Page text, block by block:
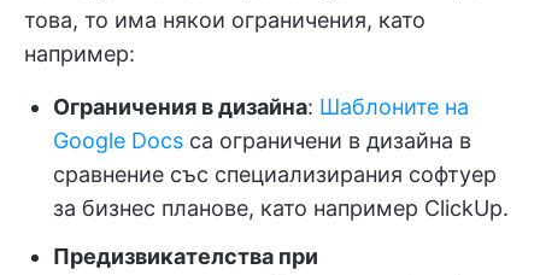
това, то има някои ограничения, като
например:
Ограничения в дизайна: Шаблоните на
Google Docs са ограничени в дизайна в
сравнение със специализирания софтуер
за бизнес планове, като например ClickUp.
Предизвикателства при